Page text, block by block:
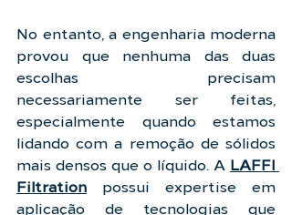
No entanto, a engenharia moderna
provou que nenhuma das duas
escolhas precisam
necessariamente ser feitas,
especialmente quando estamos
lidando com a remoção de sólidos
mais densos que o líquido. A LAFFI
Filtration possui expertise em
aplicação de tecnologias que